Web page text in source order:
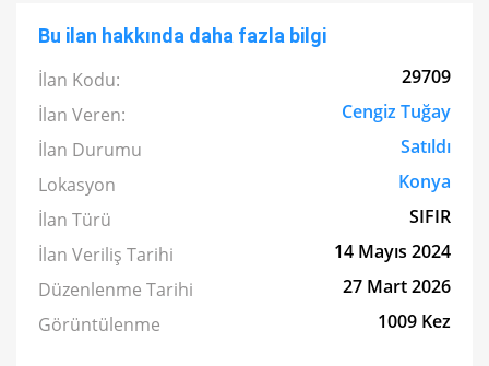
Bu ilan hakkında daha fazla bilgi
İlan Kodu:
29709
İlan Veren:
Cengiz Tuğay
İlan Durumu
Satıldı
Lokasyon
Konya
İlan Türü
SIFIR
İlan Veriliş Tarihi
14 Mayıs 2024
Düzenlenme Tarihi
27 Mart 2026
Görüntülenme
1009 Kez